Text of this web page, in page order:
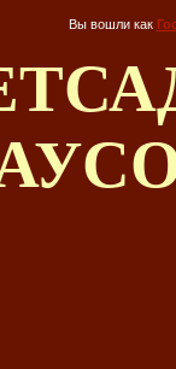
Вы вошли как